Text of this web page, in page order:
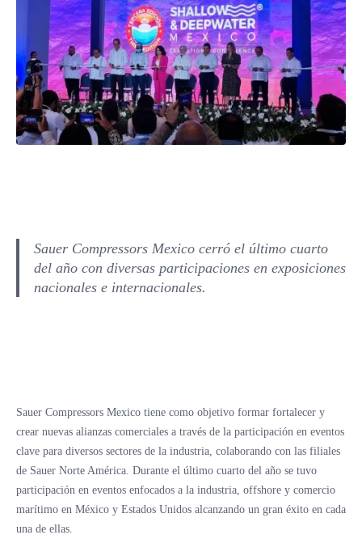
Sauer Compressors Mexico cerró el último cuarto
del año con diversas participaciones en exposiciones
nacionales e internacionales.
Sauer Compressors Mexico tiene como objetivo formar fortalecer y
crear nuevas alianzas comerciales a través de la participación en eventos
clave para diversos sectores de la industria, colaborando con las filiales
de Sauer Norte América. Durante el último cuarto del año se tuvo
participación en eventos enfocados a la industria, offshore y comercio
marítimo en México y Estados Unidos alcanzando un gran éxito en cada
una de ellas.